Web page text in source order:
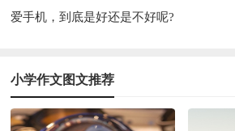
爱手机，到底是好还是不好呢?
小学作文图文推荐